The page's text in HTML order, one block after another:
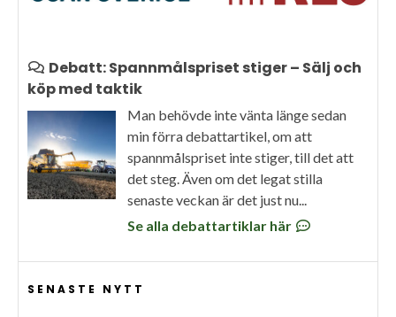
Debatt: Spannmålspriset stiger – Sälj och
köp med taktik
Man behövde inte vänta länge sedan
min förra debattartikel, om att
spannmålspriset inte stiger, till det att
det steg. Även om det legat stilla
senaste veckan är det just nu...
Se alla debattartiklar här
SENASTE NYTT